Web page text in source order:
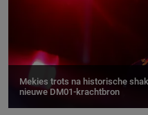
Mekies trots na historische
nieuwe DM01-krachtbron